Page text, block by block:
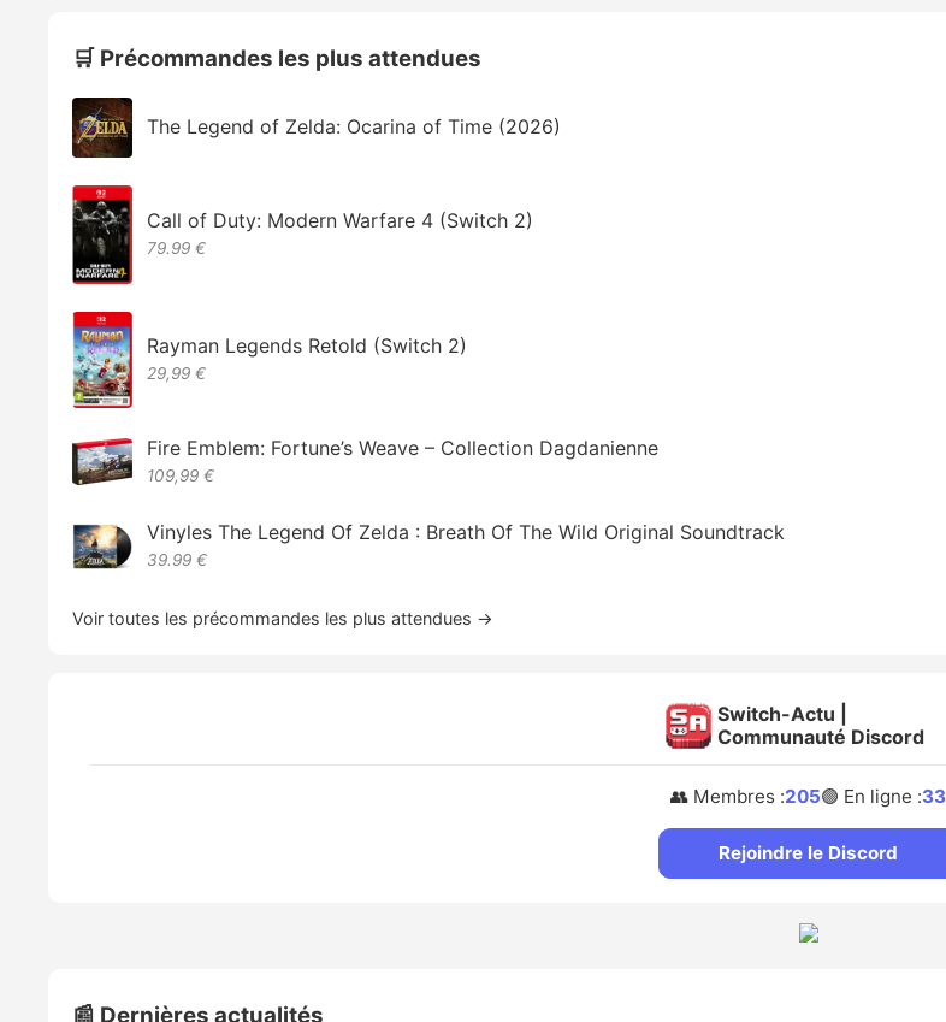
🛒 Précommandes les plus attendues
The Legend of Zelda: Ocarina of Time (2026)
Call of Duty: Modern Warfare 4 (Switch 2)
79.99 €
Rayman Legends Retold (Switch 2)
29,99 €
Fire Emblem: Fortune’s Weave – Collection Dagdanienne
109,99 €
Vinyles The Legend Of Zelda : Breath Of The Wild Original Soundtrack
39.99 €
Voir toutes les précommandes les plus attendues →
Switch-Actu |
Communauté Discord
👥 Membres :205🟢 En ligne :33
Rejoindre le Discord
📰 Dernières actualités